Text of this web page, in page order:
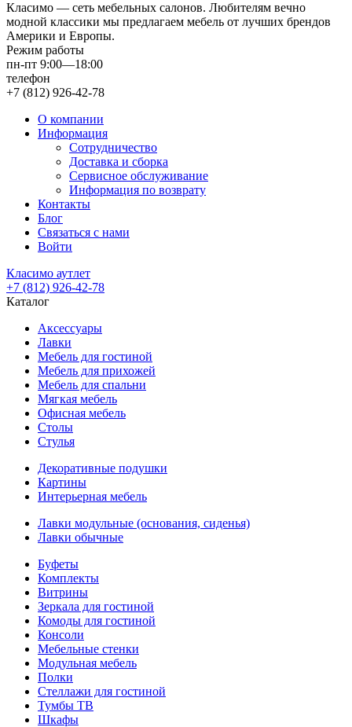
Класимо — cеть мебельных салонов. Любителям вечно
модной классики мы предлагаем мебель от лучших брендов
Америки и Европы.
Режим работы
пн-пт 9:00—18:00
телефон
+7 (812) 926-42-78
О компании
Информация
Сотрудничество
Доставка и сборка
Сервисное обслуживание
Информация по возврату
Контакты
Блог
Связаться с нами
Войти
Класимо аутлет
+7 (812) 926-42-78
Каталог
Аксессуары
Лавки
Мебель для гостиной
Мебель для прихожей
Мебель для спальни
Мягкая мебель
Офисная мебель
Столы
Стулья
Декоративные подушки
Картины
Интерьерная мебель
Лавки модульные (основания, сиденья)
Лавки обычные
Буфеты
Комплекты
Витрины
Зеркала для гостиной
Комоды для гостиной
Консоли
Мебельные стенки
Модульная мебель
Полки
Стеллажи для гостиной
Тумбы ТВ
Шкафы